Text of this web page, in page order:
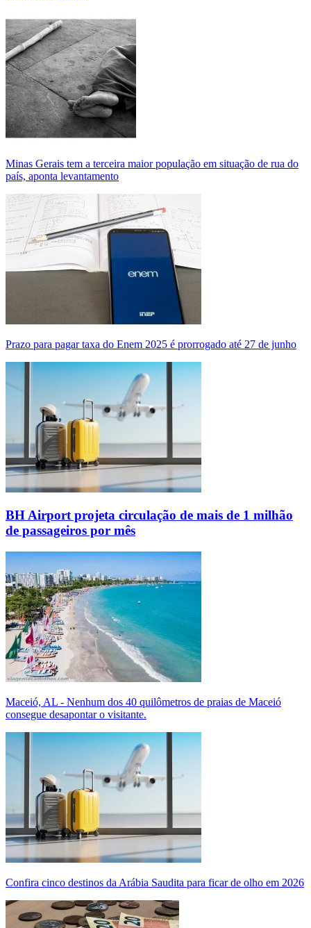
Minas Gerais tem a terceira maior população em situação de rua do
país, aponta levantamento
Prazo para pagar taxa do Enem 2025 é prorrogado até 27 de junho
BH Airport projeta circulação de mais de 1 milhão
de passageiros por mês
Maceió, AL - Nenhum dos 40 quilômetros de praias de Maceió
consegue desapontar o visitante.
Confira cinco destinos da Arábia Saudita para ficar de olho em 2026